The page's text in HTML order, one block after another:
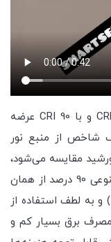
این چراغ ریلی از تکنولوژی COB با برند CREE و با CRI 90 عرضه
از منبع نور
مقایسه می‌شود،
برای مثال : CRI90 یعنی اینکه منبع نور مصنوعی 90 درصد از همان
و به لطف استفاده از
مصرف برق بسیار کم و